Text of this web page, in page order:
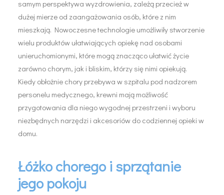
samym perspektywa wyzdrowienia, zależą przecież w
dużej mierze od zaangażowania osób, które z nim
mieszkają. Nowoczesne technologie umożliwiły stworzenie
wielu produktów ułatwiających opiekę nad osobami
unieruchomionymi, które mogą znacząco ułatwić życie
zarówno chorym, jak i bliskim, którzy się nimi opiekują.
Kiedy obłożnie chory przebywa w szpitalu pod nadzorem
personelu medycznego, krewni mają możliwość
przygotowania dla niego wygodnej przestrzeni i wyboru
niezbędnych narzędzi i akcesoriów do codziennej opieki w
domu.
Łóżko chorego i sprzątanie
jego pokoju